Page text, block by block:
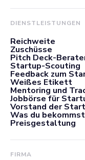
DIENSTLEISTUNGEN
Reichweite
Zuschüsse
Pitch Deck-
Startup-Scouting
Feedback zum
Weißes Etikett
Mentoring und
Jobbörse für
Vorstand der
Was du bekommst
Preisgestaltung
FIRMA